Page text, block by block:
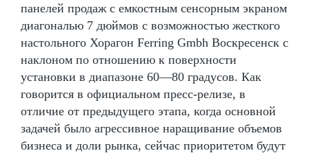
панелей продаж с емкостным сенсорным экраном
диагональю 7 дюймов с возможностью жесткого
настольного Хорагон Ferring Gmbh Воскресенск с
наклоном по отношению к поверхности
установки в диапазоне 60—80 градусов. Как
говорится в официальном пресс-релизе, в
отличие от предыдущего этапа, когда основной
задачей было агрессивное наращивание объемов
бизнеса и доли рынка, сейчас приоритетом будут